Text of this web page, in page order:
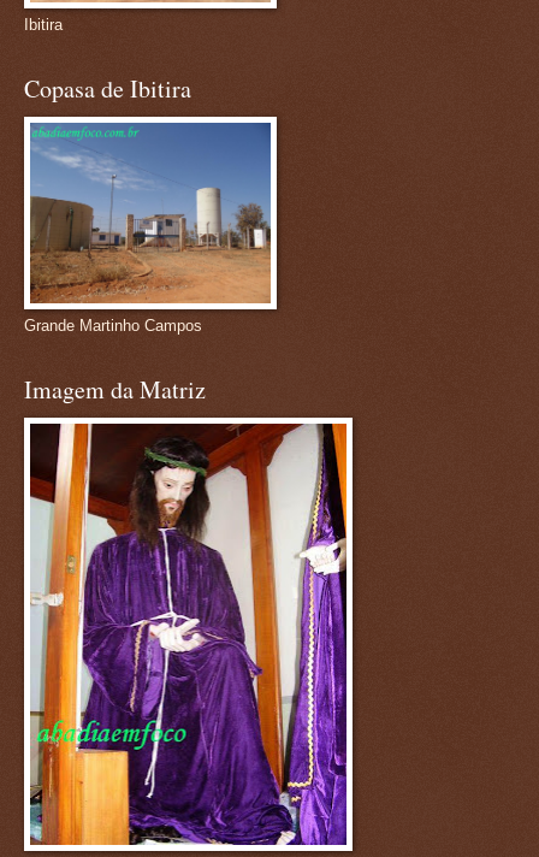
Ibitira
Copasa de Ibitira
Grande Martinho Campos
Imagem da Matriz